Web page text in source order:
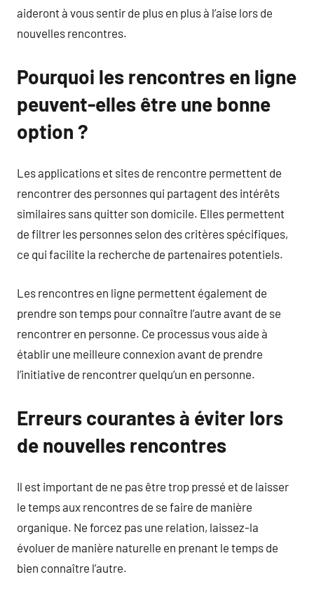
aideront à vous sentir de plus en plus à l’aise lors de
nouvelles rencontres.
Pourquoi les rencontres en ligne
peuvent-elles être une bonne
option ?
Les applications et sites de rencontre permettent de
rencontrer des personnes qui partagent des intérêts
similaires sans quitter son domicile. Elles permettent
de filtrer les personnes selon des critères spécifiques,
ce qui facilite la recherche de partenaires potentiels.
Les rencontres en ligne permettent également de
prendre son temps pour connaître l’autre avant de se
rencontrer en personne. Ce processus vous aide à
établir une meilleure connexion avant de prendre
l’initiative de rencontrer quelqu’un en personne.
Erreurs courantes à éviter lors
de nouvelles rencontres
Il est important de ne pas être trop pressé et de laisser
le temps aux rencontres de se faire de manière
organique. Ne forcez pas une relation, laissez-la
évoluer de manière naturelle en prenant le temps de
bien connaître l’autre.